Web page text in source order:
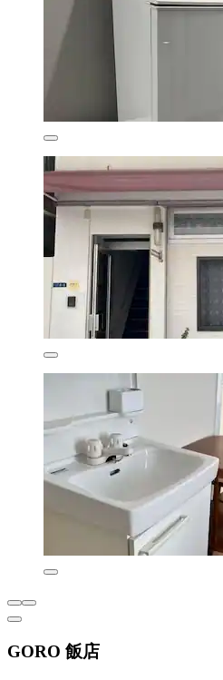
GORO 飯店